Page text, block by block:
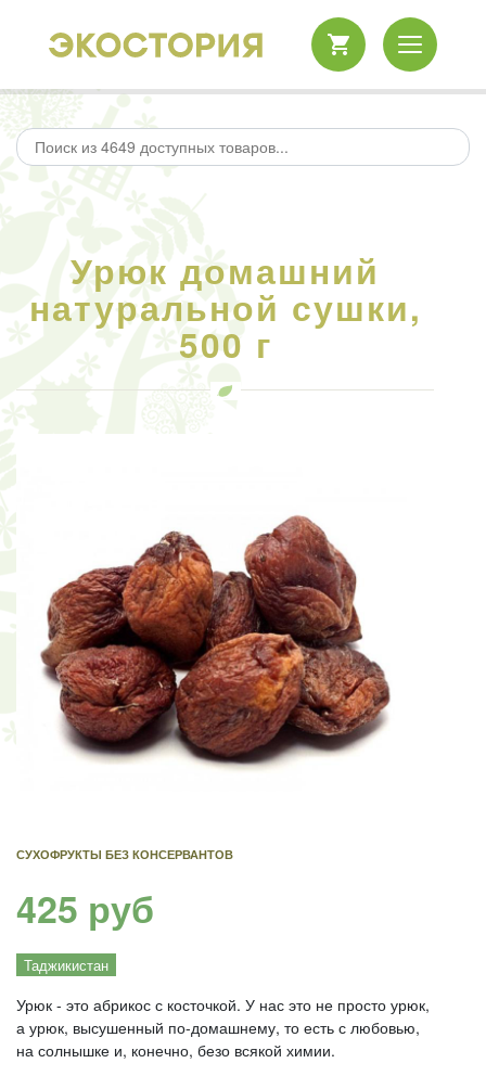
Урюк домашний
натуральной сушки,
500 г
СУХОФРУКТЫ БЕЗ КОНСЕРВАНТОВ
425 руб
Таджикистан
Урюк - это абрикос с косточкой. У нас это не просто урюк,
а урюк, высушенный по-домашнему, то есть с любовью,
на солнышке и, конечно, безо всякой химии.